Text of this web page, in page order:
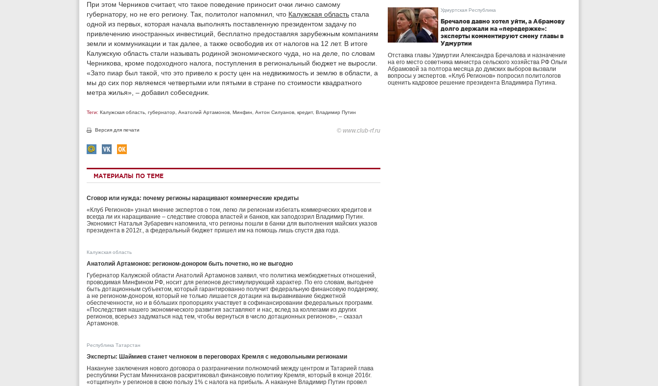
При этом Черников считает, что такое поведение приносит очки лично самому
губернатору, но не его региону. Так, политолог напомнил, что Калужская область стала
одной из первых, которая начала выполнять поставленную президентом задачу по
привлечению иностранных инвестиций, бесплатно предоставляя зарубежным компаниям
земли и коммуникации и так далее, а также освободив их от налогов на 12 лет. В итоге
Калужскую область стали называть родиной экономического чуда, но на деле, по словам
Черникова, кроме подоходного налога, поступления в региональный бюджет не выросли.
«Зато пиар был такой, что это привело к росту цен на недвижимость и землю в области, а
мы до сих пор являемся четвертыми или пятыми в стране по стоимости квадратного
метра жилья», – добавил собеседник.
Теги: Калужская область губернатор Анатолий Артамонов Минфин Антон Силуанов кредит, Владимир Путин
Версия для печати © www.club-rf.ru
МАТЕРИАЛЫ ПО ТЕМЕ
Сговор или нужда: почему регионы наращивают коммерческие кредиты
«Клуб Регионов» узнал мнение экспертов о том, легко ли регионам избегать коммерческих кредитов и
всегда ли их наращивание – следствие сговора властей и банков, как заподозрил Владимир Путин.
Экономист Наталья Зубаревич напомнила, что регионы пошли в банки для выполнения майских указов
президента в 2012г., а федеральный бюджет пришел им на помощь лишь спустя два года.
Калужская область
Анатолий Артамонов: регионом-донором быть почетно, но не выгодно
Губернатор Калужской области Анатолий Артамонов заявил, что политика межбюджетных отношений,
проводимая Минфином РФ, носит для регионов дестимулирующий характер. По его словам, выгоднее
быть дотационным субъектом, который гарантированно получит федеральную финансовую поддержку,
а не регионом-донором, который не только лишается дотации на выравнивание бюджетной
обеспеченности, но и в бо́льших пропорциях участвует в софинансировании федеральных программ.
«Последствия нашего экономического развития заставляют и нас, вслед за коллегами из других
регионов, всерьез задуматься над тем, чтобы вернуться в число дотационных регионов», – сказал
Артамонов.
Республика Татарстан
Эксперты: Шаймиев станет челноком в переговорах Кремля с недовольными регионами
Накануне заключения нового договора о разграничении полномочий между центром и Татарией глава
республики Рустам Минниханов раскритиковал финансовую политику Кремля, который в конце 2016г.
«отщипнул» у регионов в свою пользу 1% с налога на прибыль. А накануне Владимир Путин провел
Удмуртская Республика
Бречалов давно хотел уйти, а Абрамову
долго держали на «передержке»:
эксперты комментируют смену главы в
Удмуртии
Отставка главы Удмуртии Александра Бречалова и назначение
на его место советника министра сельского хозяйства РФ Ольги
Абрамовой за полтора месяца до думских выборов вызвали
вопросы у экспертов. «Клуб Регионов» попросил политологов
оценить кадровое решение президента Владимира Путина.